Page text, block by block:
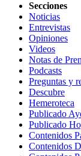
Secciones
Noticias
Entrevistas
Opiniones
Videos
Notas de
Podcasts
Preguntas y
Descubre
Hemeroteca
Publicado
Publicado
Contenidos
Contenidos